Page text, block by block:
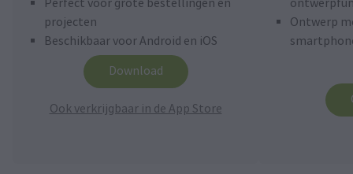
Perfect voor grote bestellingen en
projecten
Beschikbaar voor Android en iOS
Download
Ook verkrijgbaar in de App Store
Ontwerp